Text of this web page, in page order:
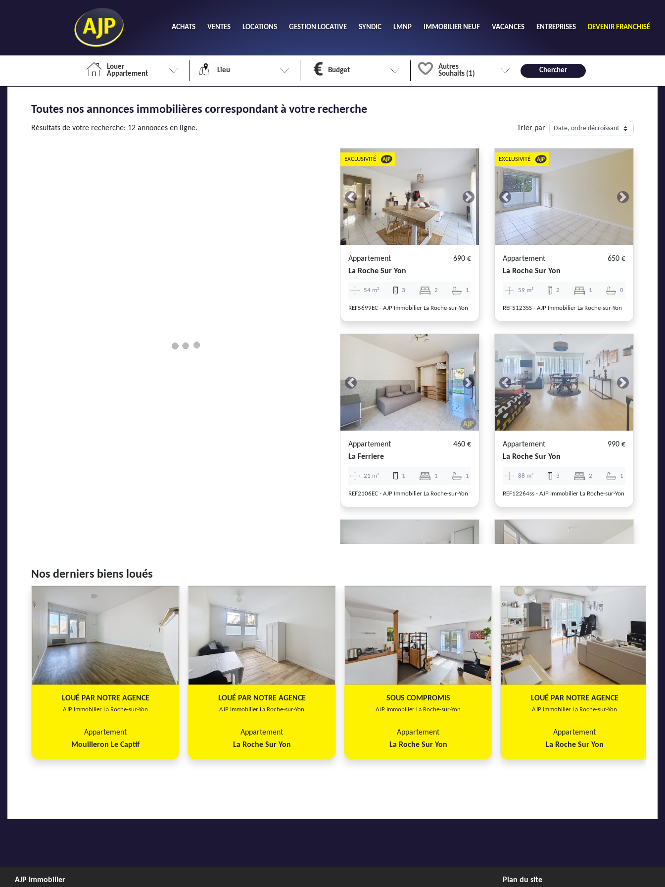
ACHATS VENTES LOCATIONS GESTION LOCATIVE SYNDIC LMNP IMMOBILIER NEUF VACANCES ENTREPRISES DEVENIR FRANCHISÉ
Louer
Appartement
Lieu Budget
Autres
Souhaits (1)
Chercher
Toutes nos annonces immobilières correspondant à votre recherche
Résultats de votre recherche: 12 annonces en ligne. Trier par
Previous Next
EXCLUSIVITÉ
Appartement
690 €
La Roche Sur Yon
54 m² 3 2 1
REF5699EC - AJP Immobilier La Roche-sur-Yon
Previous Next
EXCLUSIVITÉ
Appartement
650 €
La Roche Sur Yon
59 m² 2 1 0
REF5123SS - AJP Immobilier La Roche-sur-Yon
Previous Next
Appartement
460 €
La Ferriere
21 m² 1 1 1
REF2106EC - AJP Immobilier La Roche-sur-Yon
Previous Next
Appartement
990 €
La Roche Sur Yon
88 m² 3 2 1
REF12264ss - AJP Immobilier La Roche-sur-Yon
Appartement
535 €
La Roche Sur Yon
36 m² 1 0 1
REF12080SS - AJP Immobilier La Roche-sur-Yon
Appartement
Aizenay
23 m²
REF5485EC - AJP Immobilier La Roche-sur-Yon
Previous Next Previous Next
Nos derniers biens loués
LOUÉ PAR NOTRE AGENCE
AJP Immobilier La Roche-sur-Yon
Appartement
Mouilleron Le Captif
LOUÉ PAR NOTRE AGENCE
AJP Immobilier La Roche-sur-Yon
Appartement
La Roche Sur Yon
SOUS COMPROMIS
AJP Immobilier La Roche-sur-Yon
Appartement
La Roche Sur Yon
LOUÉ PAR NOTRE AGENCE
AJP Immobilier La Roche-sur-Yon
Appartement
La Roche Sur Yon
AJP Immobilier Plan du site